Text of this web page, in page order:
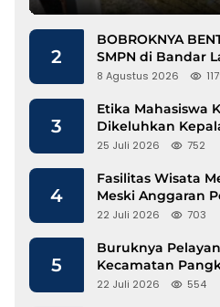
2
BOBROKNYA
SMPN di Bandar
Lecehkan Siswi
8 Agustus 2026
3
Etika Mahasiswa
Dikeluhkan
25 Juli 2026 752
4
Fasilitas Wisata
Meski Anggaran
Mengalir
22 Juli 2026 703
5
Buruknya
Kecamatan
Disdukcapil
22 Juli 2026 554